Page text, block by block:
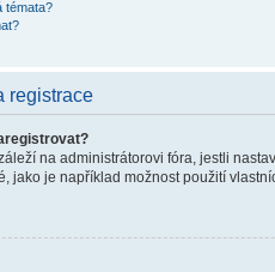
témata?
registrace
na administrátorovi fóra, jestli
jako je například možnost použití